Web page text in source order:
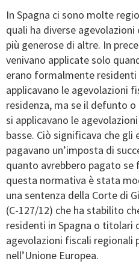
In Spagna ci sono molte
quali ha diverse
più generose di altre. In
venivano applicate solo
erano formalmente residenti
applicavano le agevolazioni
residenza, ma se il defunto
si applicavano le
basse. Ciò significava che
pagavano un’imposta di
quanto avrebbero pagato
questa normativa è stata
una sentenza della Corte di
(C-127/12) che ha stabilito
residenti in Spagna o titolari
agevolazioni fiscali regionali
nell’Unione Europea.